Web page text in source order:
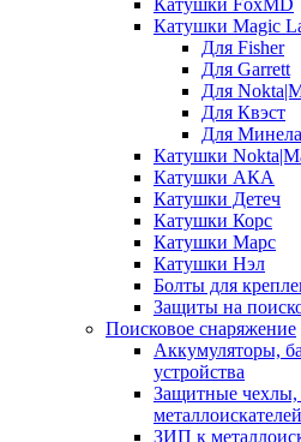
Катушки Magic
Для Fisher
Для Garrett
Для
Для Квэст
Для
Катушки
Катушки АКА
Катушки Детеч
Катушки Корс
Катушки Марс
Катушки Нэл
Болты для
Защиты на
Поисковое снаряжение
Аккумуляторы,
устройства
Защитные чехлы,
металлоискателей
ЗИП к